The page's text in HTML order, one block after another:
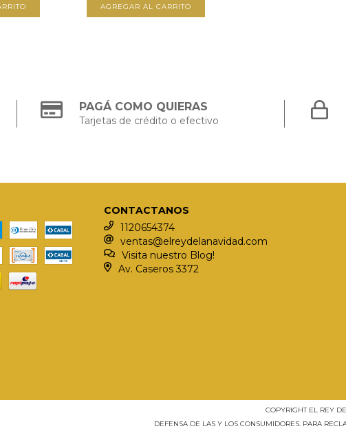
PAGÁ COMO QUIERAS
Tarjetas de crédito o efectivo
CONTACTANOS
1120654374
ventas@elreydelanavidad.com
Visita nuestro Blog!
Av. Caseros 3372
COPYRIGHT EL REY
DEFENSA DE LAS Y LOS CONSUMIDORES. PARA